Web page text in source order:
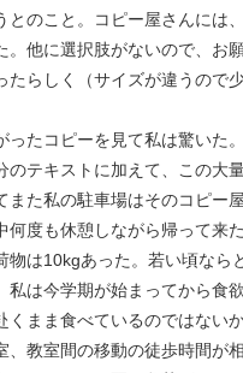
とのこと。コピー屋さんには
。他に選択肢がないので、お
たらしく（サイズが違うので
ったコピーを見て私は驚いた
のテキストに加えて、この大
また私の駐車場はそのコピー
何度も休憩しながら帰って来
物は10kgあった。若い頃なら
私は今学期が始まってから食
くまま食べているのではない
、教室間の移動の徒歩時間が